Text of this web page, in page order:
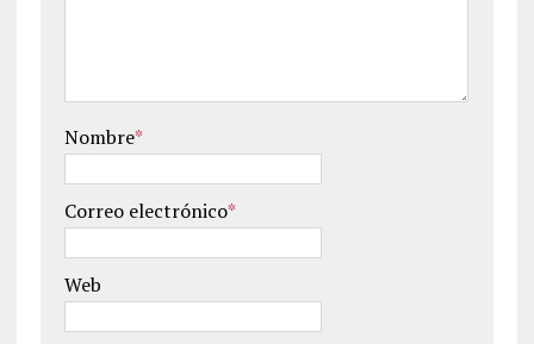
Nombre*
Correo electrónico*
Web